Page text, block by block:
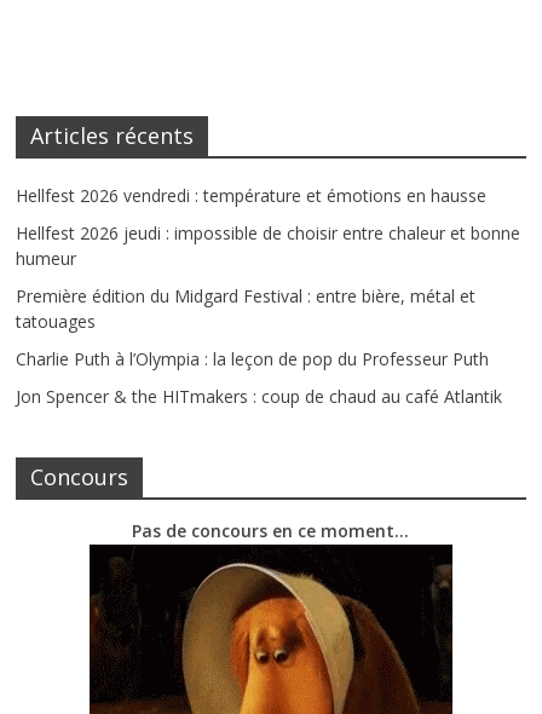
Articles récents
Hellfest 2026 vendredi : température et émotions en hausse
Hellfest 2026 jeudi : impossible de choisir entre chaleur et bonne
humeur
Première édition du Midgard Festival : entre bière, métal et
tatouages
Charlie Puth à l’Olympia : la leçon de pop du Professeur Puth
Jon Spencer & the HITmakers : coup de chaud au café Atlantik
Concours
Pas de concours en ce moment…